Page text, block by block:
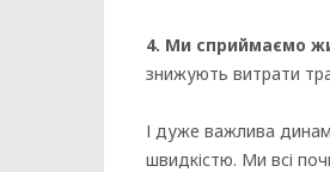
4. Ми сприймаємо
знижують витрати
І дуже важлива
швидкістю. Ми всі